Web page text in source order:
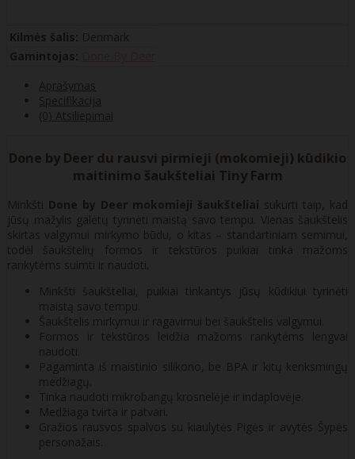
Kilmės šalis: Denmark
Gamintojas:
Aprašymas
Specifikacija
(0) Atsiliepimai
Done by Deer du rausvi pirmieji (mokomieji) kūdikio
maitinimo šaukšteliai Tiny Farm
Minkšti Done by Deer mokomieji šaukšteliai sukurti taip, kad
jūsų mažylis galėtų tyrinėti maistą savo tempu. Vienas šaukštelis
skirtas valgymui mirkymo būdu, o kitas – standartiniam semimui,
todėl šaukštelių formos ir tekstūros puikiai tinka mažoms
rankytėms suimti ir naudoti.
Minkšti šaukšteliai, puikiai tinkantys jūsų kūdikiui tyrinėti
maistą savo tempu.
Šaukštelis mirkymui ir ragavimui bei šaukštelis valgymui.
Formos ir tekstūros leidžia mažoms rankytėms lengvai
naudoti.
Pagaminta iš maistinio silikono, be BPA ir kitų kenksmingų
medžiagų.
Tinka naudoti mikrobangų krosnelėje ir indaplovėje.
Medžiaga tvirta ir patvari.
Gražios rausvos spalvos su kiaulytės Pigės ir avytės Šypės
personažais.